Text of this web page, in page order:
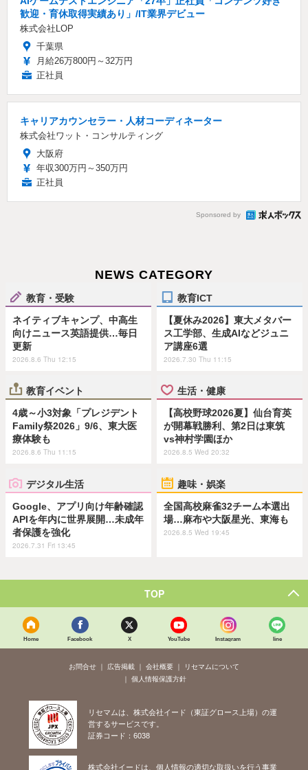
歓迎・育休取得実績あり」/IT業界デビュー
株式会社LOP
千葉県
月給26万800円～32万円
正社員
キャリアカウンセラー・人材コーディネーター
株式会社ワット・コンサルティング
大阪府
年収300万円～350万円
正社員
Sponsored by
NEWS CATEGORY
教育・受験
ネイティブキャンプ、中高生
向けニュース英語提供…毎日
更新
2026.8.6 Thu 12:15
教育ICT
【夏休み2026】東大メタバー
ス工学部、生成AIなどジュニ
ア講座6選
2026.7.30 Thu 11:15
教育イベント
4歳～小3対象「プレジデント
Family祭2026」9/6、東大医
療体験も
2026.8.6 Thu 11:15
生活・健康
【高校野球2026夏】仙台育英
が開幕戦勝利、第2日は東筑
vs神村学園ほか
2026.8.5 Wed 20:32
デジタル生活
Google、アプリ向け年齢確認
APIを年内に世界展開…未成年
者保護を強化
2026.7.31 Fri 13:45
趣味・娯楽
全国高校麻雀32チーム本選出
場…麻布や大阪星光、東海も
2026.8.5 Wed 19:45
TOP
Home Facebook X YouTube Instagram line
お問合せ 広告掲載 会社概要
リセマムについて
個人情報保護方針
リセマムは、株式会社イード（東証グロース上場）の運
営するサービスです。
証券コード：6038
株式会社イードは、個人情報の適切な取扱いを行う事業